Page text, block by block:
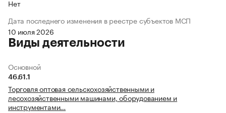
Нет
Дата последнего изменения в реестре субъектов МСП
10 июля 2026
Виды деятельности
Основной
46.61.1
Торговля оптовая сельскохозяйственными и
лесохозяйственными машинами, оборудованием и
инструментами…